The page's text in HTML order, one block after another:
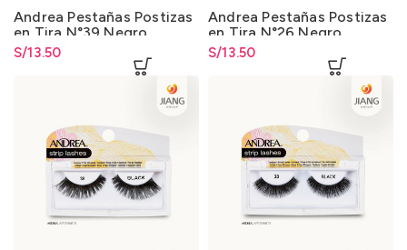
Andrea Pestañas Postizas
en Tira N°39 Negro
S/13.50
Andrea Pestañas Postizas
en Tira N°26 Negro
S/13.50